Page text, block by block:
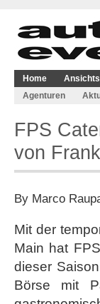
Home
Agenturen
FPS
von
By Marco
Mit der
Main hat
dieser
Börse mit